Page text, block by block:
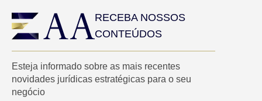
RECEBA NOSSOS
CONTEÚDOS
Esteja informado sobre as mais recentes
novidades jurídicas estratégicas para o seu
negócio